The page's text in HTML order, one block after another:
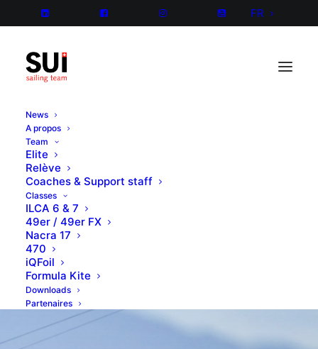
FR
News
A propos
Team
Elite
Relève
Coaches & Support staff
Classes
ILCA 6 & 7
49er / 49er FX
Nacra 17
470
iQFoil
Formula Kite
Downloads
Partenaires